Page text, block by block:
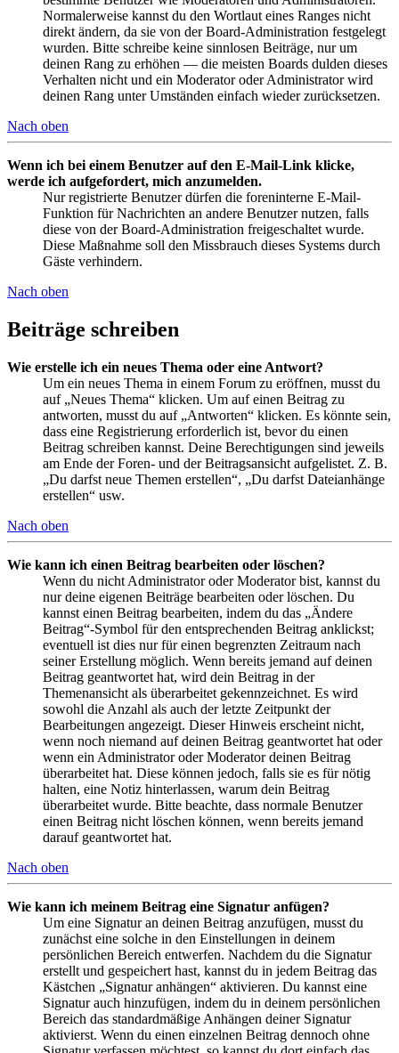
Normalerweise kannst du den Wortlaut eines Ranges nicht
direkt ändern, da sie von der Board-Administration festgelegt
wurden. Bitte schreibe keine sinnlosen Beiträge, nur um
deinen Rang zu erhöhen — die meisten Boards dulden dieses
Verhalten nicht und ein Moderator oder Administrator wird
deinen Rang unter Umständen einfach wieder zurücksetzen.
Nach oben
Wenn ich bei einem Benutzer auf den E-Mail-Link klicke,
werde ich aufgefordert, mich anzumelden.
Nur registrierte Benutzer dürfen die foreninterne E-Mail-
Funktion für Nachrichten an andere Benutzer nutzen, falls
diese von der Board-Administration freigeschaltet wurde.
Diese Maßnahme soll den Missbrauch dieses Systems durch
Gäste verhindern.
Nach oben
Beiträge schreiben
Wie erstelle ich ein neues Thema oder eine Antwort?
Um ein neues Thema in einem Forum zu eröffnen, musst du
auf „Neues Thema“ klicken. Um auf einen Beitrag zu
antworten, musst du auf „Antworten“ klicken. Es könnte sein,
dass eine Registrierung erforderlich ist, bevor du einen
Beitrag schreiben kannst. Deine Berechtigungen sind jeweils
am Ende der Foren- und der Beitragsansicht aufgelistet. Z. B.
„Du darfst neue Themen erstellen“, „Du darfst Dateianhänge
erstellen“ usw.
Nach oben
Wie kann ich einen Beitrag bearbeiten oder löschen?
Wenn du nicht Administrator oder Moderator bist, kannst du
nur deine eigenen Beiträge bearbeiten oder löschen. Du
kannst einen Beitrag bearbeiten, indem du das „Ändere
Beitrag“-Symbol für den entsprechenden Beitrag anklickst;
eventuell ist dies nur für einen begrenzten Zeitraum nach
seiner Erstellung möglich. Wenn bereits jemand auf deinen
Beitrag geantwortet hat, wird dein Beitrag in der
Themenansicht als überarbeitet gekennzeichnet. Es wird
sowohl die Anzahl als auch der letzte Zeitpunkt der
Bearbeitungen angezeigt. Dieser Hinweis erscheint nicht,
wenn noch niemand auf deinen Beitrag geantwortet hat oder
wenn ein Administrator oder Moderator deinen Beitrag
überarbeitet hat. Diese können jedoch, falls sie es für nötig
halten, eine Notiz hinterlassen, warum dein Beitrag
überarbeitet wurde. Bitte beachte, dass normale Benutzer
einen Beitrag nicht löschen können, wenn bereits jemand
darauf geantwortet hat.
Nach oben
Wie kann ich meinem Beitrag eine Signatur anfügen?
Um eine Signatur an deinen Beitrag anzufügen, musst du
zunächst eine solche in den Einstellungen in deinem
persönlichen Bereich entwerfen. Nachdem du die Signatur
erstellt und gespeichert hast, kannst du in jedem Beitrag das
Kästchen „Signatur anhängen“ aktivieren. Du kannst eine
Signatur auch hinzufügen, indem du in deinem persönlichen
Bereich das standardmäßige Anhängen deiner Signatur
aktivierst. Wenn du einen einzelnen Beitrag dennoch ohne